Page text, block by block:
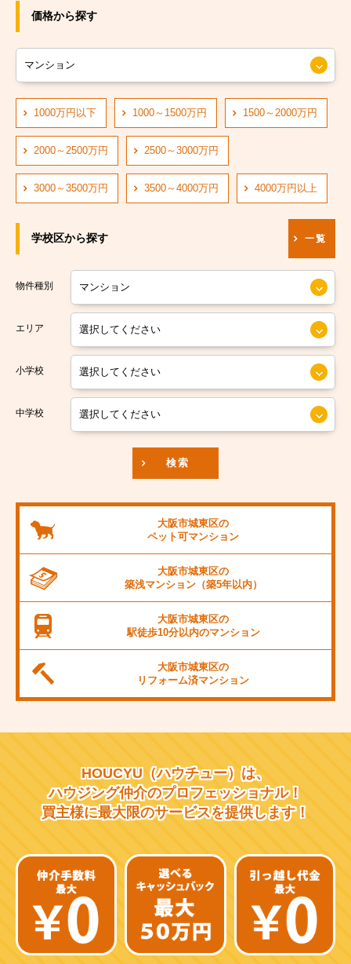
大阪市旭区
大阪市城東区
大阪市阿倍野区
大阪市住吉区
大阪市東住吉区
大阪市西成区
大阪市住之江区
大阪市平野区
大阪市北区
大阪市中央区
大阪市営長堀鶴見緑地線
大阪市営四つ橋線
阪神なんば線
阪急神戸線
阪堺電軌阪堺線
大阪市営今里筋線
大阪市営堺筋線
南海本線
南海汐見橋線
京阪本線
JR阪和線
JR桜島線
阪堺電軌上町線
東海道新幹線
阪急千里線
JR片町線
近鉄南大阪線
京阪中之島線
近鉄難波線
価格から探す
1000万円以下 1000～1500万円 1500～2000万円
2000～2500万円 2500～3000万円
3000～3500万円 3500～4000万円 4000万円以上
学校区から探す 一覧
物件種別
エリア
小学校
中学校
検索
大阪市城東区の
ペット可マンション
大阪市城東区の
築浅マンション（築5年以内）
大阪市城東区の
駅徒歩10分以内のマンション
大阪市城東区の
リフォーム済マンション
HOUCYU（ハウチュー）は、
ハウジング仲介のプロフェッショナル！
買主様に最大限のサービスを提供します！